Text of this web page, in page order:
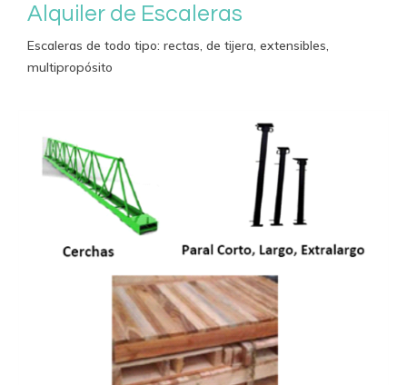
Alquiler de Escaleras
Escaleras de todo tipo: rectas, de tijera, extensibles,
multipropósito